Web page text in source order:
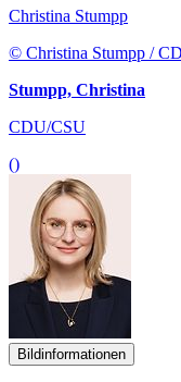
Christina Stumpp
© Christina Stumpp /
Stumpp, Christina
CDU/CSU
()
Bildinformationen